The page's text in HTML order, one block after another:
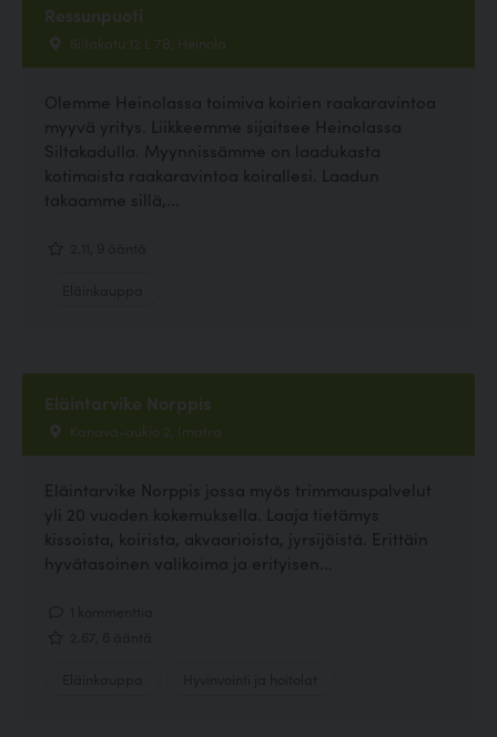
Ressunpuoti
Siltakatu 12 L 7B, Heinola
Olemme Heinolassa toimiva koirien raakaravintoa
myyvä yritys. Liikkeemme sijaitsee Heinolassa
Siltakadulla. Myynnissämme on laadukasta
kotimaista raakaravintoa koirallesi. Laadun
takaamme sillä,...
Eläintarvike Norppis
Kanava-aukio 2, Imatra
Eläintarvike Norppis jossa myös trimmauspalvelut
yli 20 vuoden kokemuksella. Laaja tietämys
kissoista, koirista, akvaarioista, jyrsijöistä. Erittäin
hyvätasoinen valikoima ja erityisen...